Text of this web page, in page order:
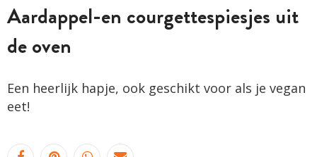
Aardappel-en courgettespiesjes uit
de oven
Een heerlijk hapje, ook geschikt voor als je vegan
eet!